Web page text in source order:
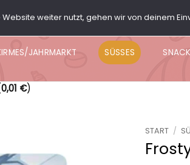
JAHRMARKT SÜSSES
0,01 €)
START /
weiter nutzt, gehen wir von deinem